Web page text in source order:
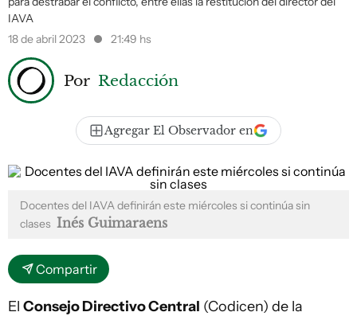
IAVA
18 de abril 2023
21:49 hs
Por Redacción
Agregar El Observador en
Docentes del IAVA definirán este miércoles si continúa sin
clases Inés Guimaraens
Compartir
El Consejo Directivo Central (Codicen) de la